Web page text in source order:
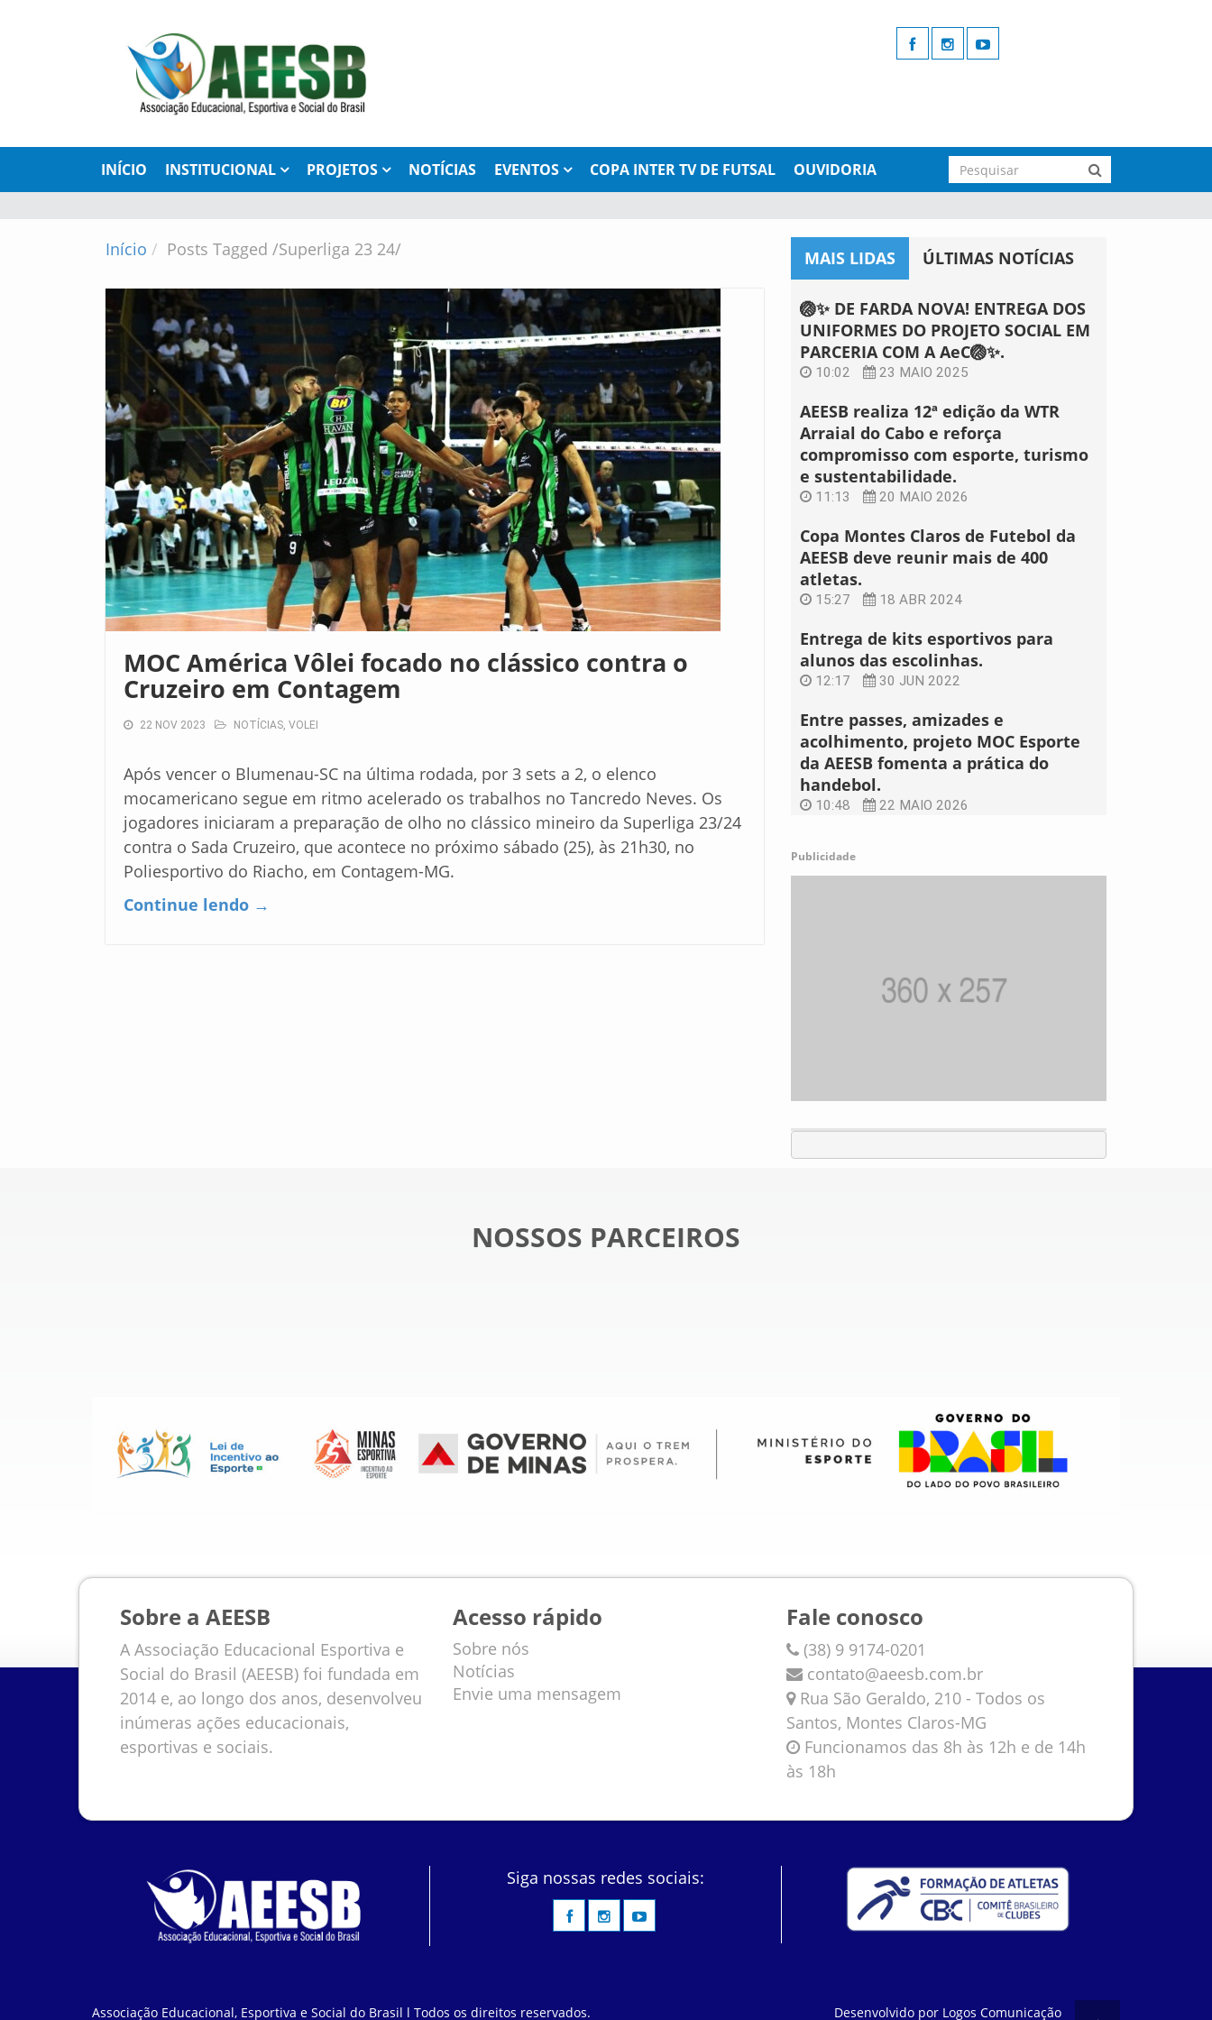
INÍCIO INSTITUCIONAL PROJETOS NOTÍCIAS EVENTOS COPA INTER TV DE FUTSAL OUVIDORIA
Início Posts Tagged /Superliga 23 24/
MOC América Vôlei focado no clássico contra o
Cruzeiro em Contagem
22 NOV 2023 NOTÍCIAS, VOLEI
Após vencer o Blumenau-SC na última rodada, por 3 sets a 2, o elenco
mocamericano segue em ritmo acelerado os trabalhos no Tancredo Neves. Os
jogadores iniciaram a preparação de olho no clássico mineiro da Superliga 23/24
contra o Sada Cruzeiro, que acontece no próximo sábado (25), às 21h30, no
Poliesportivo do Riacho, em Contagem-MG.
Continue lendo →
MAIS LIDAS ÚLTIMAS NOTÍCIAS
🏐✨ DE FARDA NOVA! ENTREGA DOS
UNIFORMES DO PROJETO SOCIAL EM
PARCERIA COM A AeC🏐✨.
10:02 23 MAIO 2025
AEESB realiza 12ª edição da WTR
Arraial do Cabo e reforça
compromisso com esporte, turismo
e sustentabilidade.
11:13 20 MAIO 2026
Copa Montes Claros de Futebol da
AEESB deve reunir mais de 400
atletas.
15:27 18 ABR 2024
Entrega de kits esportivos para
alunos das escolinhas.
12:17 30 JUN 2022
Entre passes, amizades e
acolhimento, projeto MOC Esporte
da AEESB fomenta a prática do
handebol.
10:48 22 MAIO 2026
Publicidade
NOSSOS PARCEIROS
Sobre a AEESB
A Associação Educacional Esportiva e
Social do Brasil (AEESB) foi fundada em
2014 e, ao longo dos anos, desenvolveu
inúmeras ações educacionais,
esportivas e sociais.
Acesso rápido
Sobre nós
Notícias
Envie uma mensagem
Fale conosco
(38) 9 9174-0201
contato@aeesb.com.br
Rua São Geraldo, 210 - Todos os
Santos, Montes Claros-MG
Funcionamos das 8h às 12h e de 14h
às 18h
Siga nossas redes sociais:
Associação Educacional, Esportiva e Social do Brasil l Todos os direitos reservados. Desenvolvido por Logos Comunicação